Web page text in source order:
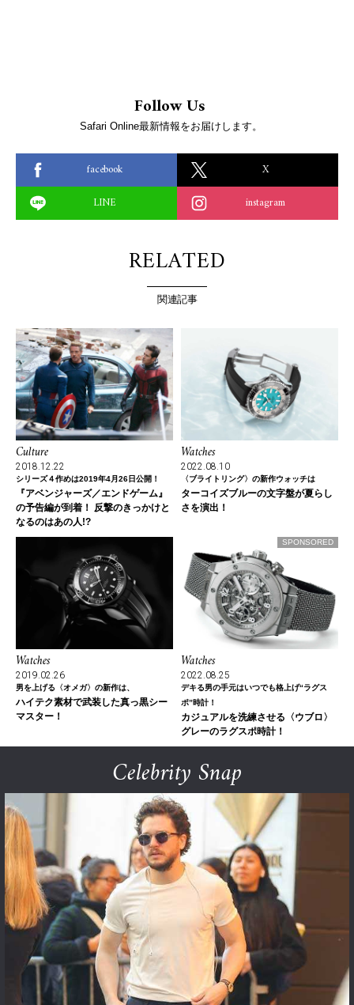
Follow Us
Safari Online最新情報をお届けします。
facebook
X
LINE
instagram
RELATED
関連記事
Culture
2018.12.22
シリーズ４作めは2019年4月26日公開！
『アベンジャーズ／エンドゲーム』
の予告編が到着！ 反撃のきっかけと
なるのはあの人!?
Watches
2022.08.10
〈ブライトリング〉の新作ウォッチは
ターコイズブルーの文字盤が夏らし
さを演出！
Watches
2019.02.26
男を上げる〈オメガ〉の新作は、
ハイテク素材で武装した真っ黒シー
マスター！
SPONSORED
Watches
2022.08.25
デキる男の手元はいつでも格上げ“ラグス
ポ”時計！
カジュアルを洗練させる〈ウブロ〉
グレーのラグスポ時計！
Celebrity Snap